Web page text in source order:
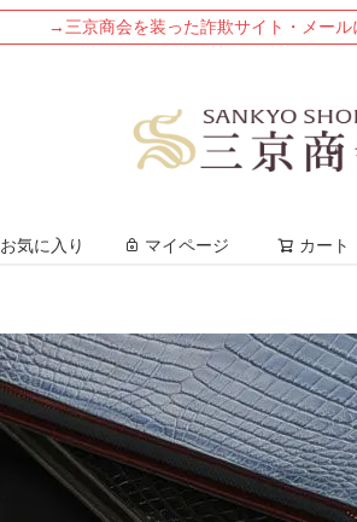
→三京商会を装った詐欺サイト・メール
お気に入り マイページ カート